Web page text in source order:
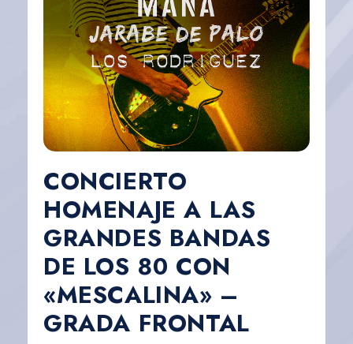
CONCIERTO
HOMENAJE A LAS
GRANDES BANDAS
DE LOS 80 CON
«MESCALINA» –
GRADA FRONTAL